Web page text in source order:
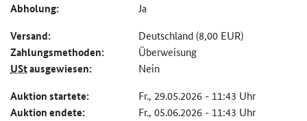
Abholung: Ja
Versand: Deutschland (8,00 EUR)
Zahlungs­methoden: Überweisung
UStausgewiesen: Nein
Auktion startete: Fr., 29.05.2026 - 11:43 Uhr
Auktion endete: Fr., 05.06.2026 - 11:43 Uhr